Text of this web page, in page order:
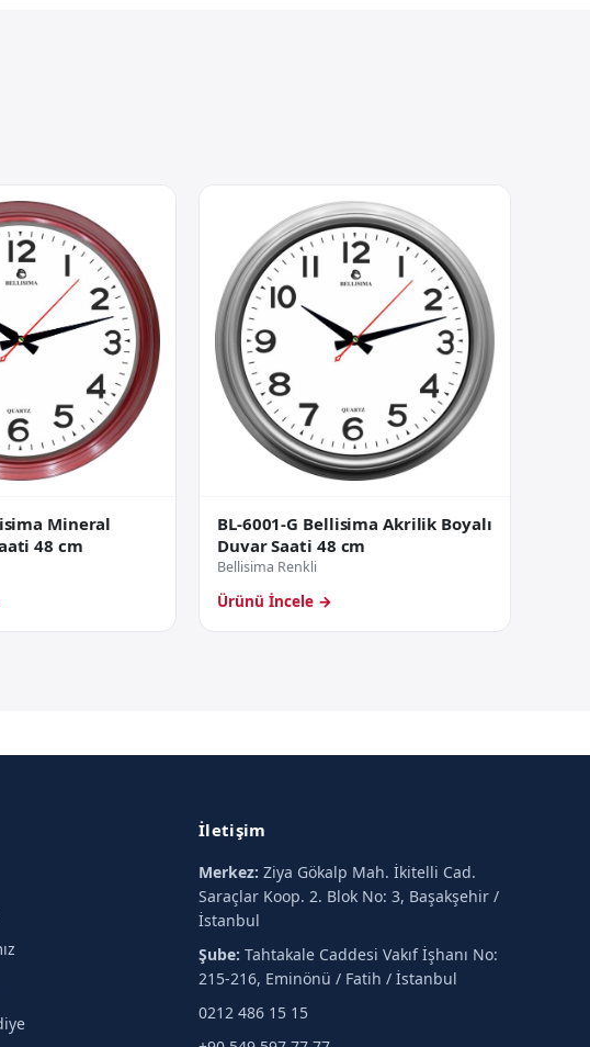
Mineral
48 cm
BL-6001-G Bellisima Akrilik Boyalı
Duvar Saati 48 cm
Bellisima Renkli
Ürünü İncele →
İletişim
Merkez: Ziya Gökalp Mah. İkitelli Cad.
Saraçlar Koop. 2. Blok No: 3, Başakşehir /
İstanbul
Şube: Tahtakale Caddesi Vakıf İşhanı No:
215-216, Eminönü / Fatih / İstanbul
0212 486 15 15